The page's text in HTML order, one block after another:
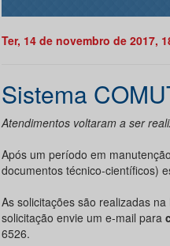
Ter, 14 de novembro de 2017,
Sistema
Atendimentos voltaram a ser
Após um período em
documentos técnico-científicos)
As solicitações são realizadas na
solicitação envie um e-mail para
6526.